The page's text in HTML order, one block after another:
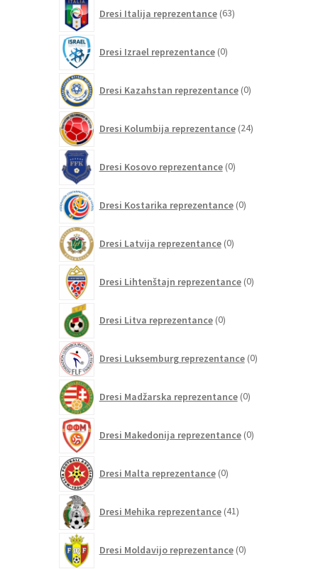
Dresi Italija reprezentance 63izdelkov
Dresi Izrael reprezentance 0izdelkov
Dresi Kazahstan reprezentance 0izdelkov
Dresi Kolumbija reprezentance 24izdelkov
Dresi Kosovo reprezentance 0izdelkov
Dresi Kostarika reprezentance 0izdelkov
Dresi Latvija reprezentance 0izdelkov
Dresi Lihtenštajn reprezentance 0izdelkov
Dresi Litva reprezentance 0izdelkov
Dresi Luksemburg reprezentance 0izdelkov
Dresi Madžarska reprezentance 0izdelkov
Dresi Makedonija reprezentance 0izdelkov
Dresi Malta reprezentance 0izdelkov
Dresi Mehika reprezentance 41izdelkov
Dresi Moldavijo reprezentance 0izdelkov